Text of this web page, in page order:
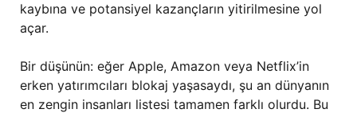
kaybına ve potansiyel kazançların yitirilmesine yol
açar.
Bir düşünün: eğer Apple, Amazon veya Netflix’in
erken yatırımcıları blokaj yaşasaydı, şu an dünyanın
en zengin insanları listesi tamamen farklı olurdu. Bu